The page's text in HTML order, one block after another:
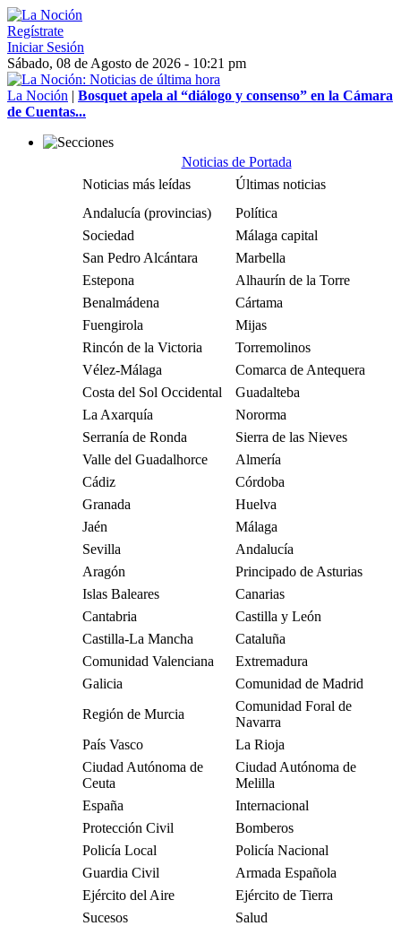
Regístrate
Iniciar Sesión
Sábado, 08 de Agosto de 2026 - 10:21 pm
La Noción | Bosquet apela al “diálogo y consenso” en la Cámara
de Cuentas...
Noticias de Portada
Noticias más leídas
Últimas noticias
Andalucía (provincias)
Política
Sociedad
Málaga capital
San Pedro Alcántara
Marbella
Estepona
Alhaurín de la Torre
Benalmádena
Cártama
Fuengirola
Mijas
Rincón de la Victoria
Torremolinos
Vélez-Málaga
Comarca de Antequera
Costa del Sol Occidental
Guadalteba
La Axarquía
Nororma
Serranía de Ronda
Sierra de las Nieves
Valle del Guadalhorce
Almería
Cádiz
Córdoba
Granada
Huelva
Jaén
Málaga
Sevilla
Andalucía
Aragón
Principado de Asturias
Islas Baleares
Canarias
Cantabria
Castilla y León
Castilla-La Mancha
Cataluña
Comunidad Valenciana
Extremadura
Galicia
Comunidad de Madrid
Región de Murcia
Comunidad Foral de
Navarra
País Vasco
La Rioja
Ciudad Autónoma de
Ceuta
Ciudad Autónoma de
Melilla
España
Internacional
Protección Civil
Bomberos
Policía Local
Policía Nacional
Guardia Civil
Armada Española
Ejército del Aire
Ejército de Tierra
Sucesos
Salud